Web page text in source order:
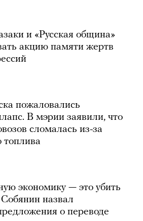
и «Русская община»
акцию памяти жертв
пожаловались
В мэрии заявили, что
сломалась из-за
топлива
экономику — это убить
назвал
о переводе